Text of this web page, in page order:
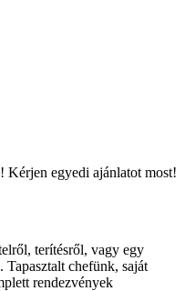
Kérjen egyedi ajánlatot most!
terítésről, vagy egy
Tapasztalt chefünk, saját
rendezvények